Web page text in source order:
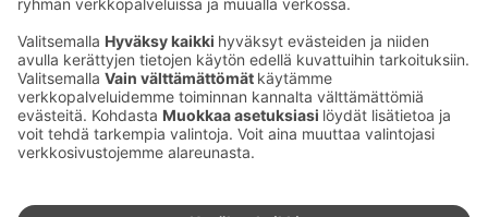
Hotellien yhteystiedot
Asiakaspalvelun yhteystiedot›
Palaute
Anna palautetta
Tilaa uutiskirje
Saat Sokos Hotellien uusimmat
edut ja uutiset sähköpostiisi
kuukausittain.
Palkinnot ja sertifikaatit
Sokos Hotels somessa
Sokos Hotels
Facebookissa
Sokos Hotels
Sokos
Hotels
Sokos
Hotels